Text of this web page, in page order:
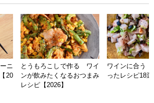
ニ
20
とうもろこしで作る ワイ
ンが飲みたくなるおつまみ
レシピ【2026】
ワインに合う
ったレシピ18